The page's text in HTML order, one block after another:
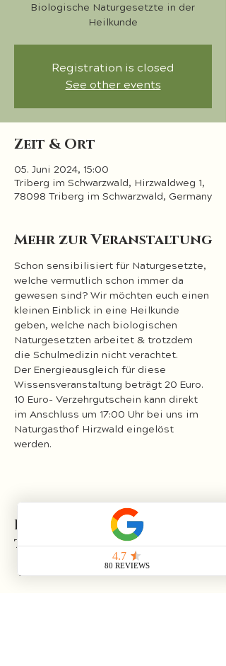
Biologische Naturgesetzte in der
Heilkunde
Registration is closed
See other events
Zeit & Ort
05. Juni 2024, 15:00
Triberg im Schwarzwald, Hirzwaldweg 1,
78098 Triberg im Schwarzwald, Germany
Mehr zur Veranstaltung
Schon sensibilisiert für Naturgesetzte,
welche vermutlich schon immer da
gewesen sind? Wir möchten euch einen
kleinen Einblick in eine Heilkunde
geben, welche nach biologischen
Naturgesetzten arbeitet & trotzdem
die Schulmedizin nicht verachtet.
Der Energieausgleich für diese
Wissensveranstaltung beträgt 20 Euro.
10 Euro- Verzehrgutschein kann direkt
im Anschluss um 17:00 Uhr bei uns im
Naturgasthof Hirzwald eingelöst
werden.
Diese Veranstaltung
teilen